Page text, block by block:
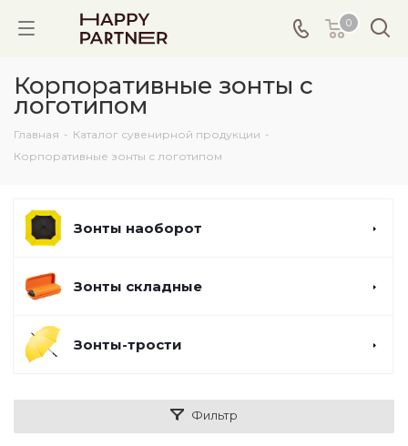
0
Корпоративные зонты с
логотипом
Главная - Каталог сувенирной продукции -
Корпоративные зонты с логотипом
Зонты наоборот
Зонты складные
Зонты-трости
Фильтр